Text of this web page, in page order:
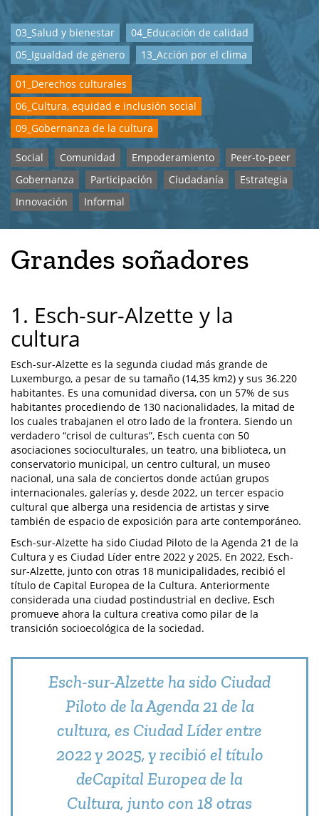
03_Salud y bienestar
04_Educación de calidad
05_Igualdad de género
13_Acción por el clima
01_Derechos culturales
06_Cultura, equidad e inclusión social
09_Gobernanza de la cultura
Social Comunidad Empoderamiento
Peer-to-peer
Gobernanza
Participación Ciudadanía
Estrategia
Innovación
Informal
Grandes soñadores
1. Esch-sur-Alzette y la
cultura
Esch-sur-Alzette es la segunda ciudad más grande de
Luxemburgo, a pesar de su tamaño (14,35 km2) y sus 36.220
habitantes. Es una comunidad diversa, con un 57% de sus
habitantes procediendo de 130 nacionalidades, la mitad de
los cuales trabajanen el otro lado de la frontera. Siendo un
verdadero “crisol de culturas”, Esch cuenta con 50
asociaciones socioculturales, un teatro, una biblioteca, un
conservatorio municipal, un centro cultural, un museo
nacional, una sala de conciertos donde actúan grupos
internacionales, galerías y, desde 2022, un tercer espacio
cultural que alberga una residencia de artistas y sirve
también de espacio de exposición para arte contemporáneo.
Esch-sur-Alzette ha sido Ciudad Piloto de la Agenda 21 de la
Cultura y es Ciudad Líder entre 2022 y 2025. En 2022, Esch-
sur-Alzette, junto con otras 18 municipalidades, recibió el
título de Capital Europea de la Cultura. Anteriormente
considerada una ciudad postindustrial en declive, Esch
promueve ahora la cultura creativa como pilar de la
transición socioecológica de la sociedad.
Esch-sur-Alzette ha sido Ciudad
Piloto de la Agenda 21 de la
cultura, es Ciudad Líder entre
2022 y 2025, y recibió el título
deCapital Europea de la
Cultura, junto con 18 otras